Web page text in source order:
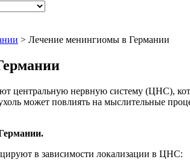
> Лечение менингиомы в Германии
центральную нервную систему (ЦНС),
может повлиять на мыслительные
в зависимости локализации в ЦНС: